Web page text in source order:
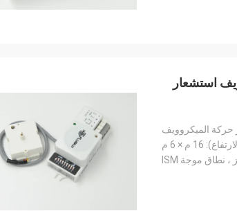
يعتم الميكروويف استشعار
الميكروويف
16 م × 6 م